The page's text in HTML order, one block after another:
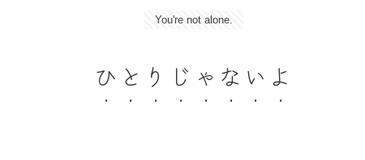
You're not alone.
ひとりじゃないよ